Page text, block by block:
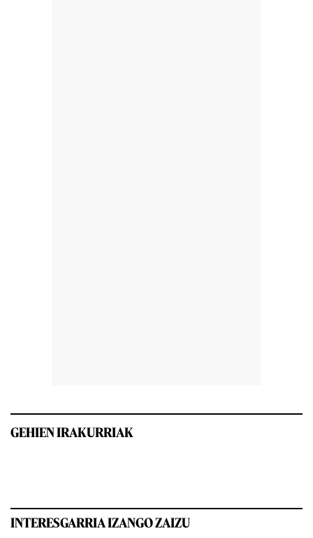
GEHIEN IRAKURRIAK
INTERESGARRIA IZANGO ZAIZU